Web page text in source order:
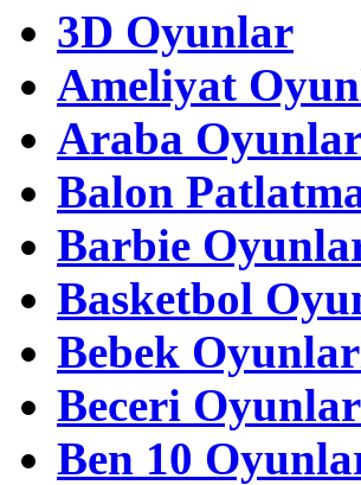
3D Oyunlar
Ameliyat
Araba
Balon
Barbie
Basketbol
Bebek
Beceri
Ben 10